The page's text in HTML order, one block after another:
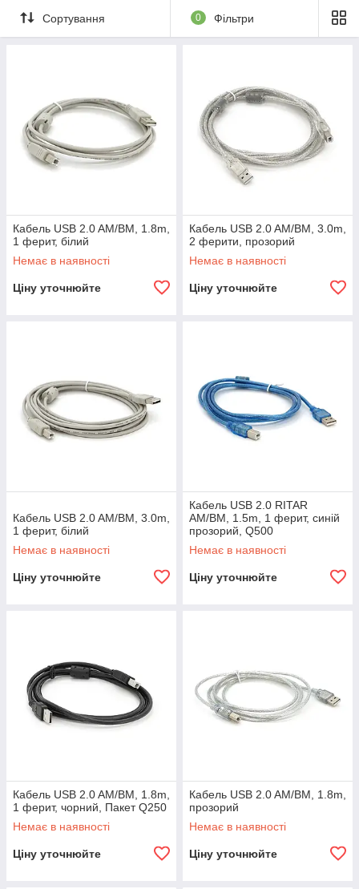
Сортування 0 Фільтри
Кабель USB 2.0 AM/BM, 1.8m,
1 ферит, білий
Немає в наявності
Ціну уточнюйте
Кабель USB 2.0 AM/BM, 3.0m,
2 ферити, прозорий
Немає в наявності
Ціну уточнюйте
Кабель USB 2.0 AM/BM, 3.0m,
1 ферит, білий
Немає в наявності
Ціну уточнюйте
Кабель USB 2.0 RITAR
AM/BM, 1.5m, 1 ферит, синій
прозорий, Q500
Немає в наявності
Ціну уточнюйте
Кабель USB 2.0 AM/BM, 1.8m,
1 ферит, чорний, Пакет Q250
Немає в наявності
Ціну уточнюйте
Кабель USB 2.0 AM/BM, 1.8m,
прозорий
Немає в наявності
Ціну уточнюйте